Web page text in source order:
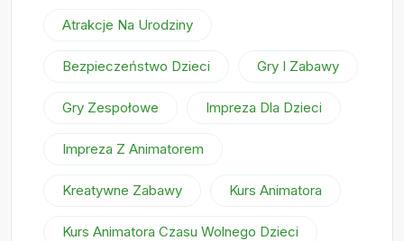
Atrakcje Na Urodziny
Bezpieczeństwo Dzieci Gry I Zabawy
Gry Zespołowe Impreza Dla Dzieci
Impreza Z Animatorem
Kreatywne Zabawy Kurs Animatora
Kurs Animatora Czasu Wolnego Dzieci